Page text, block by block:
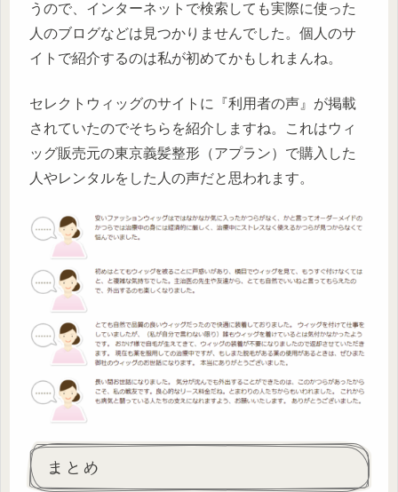
うので、インターネットで検索しても実際に使った
人のブログなどは見つかりませんでした。個人のサ
イトで紹介するのは私が初めてかもしれまんね。
セレクトウィッグのサイトに『利用者の声』が掲載
されていたのでそちらを紹介しますね。これはウィ
ッグ販売元の東京義髪整形（アプラン）で購入した
人やレンタルをした人の声だと思われます。
まとめ